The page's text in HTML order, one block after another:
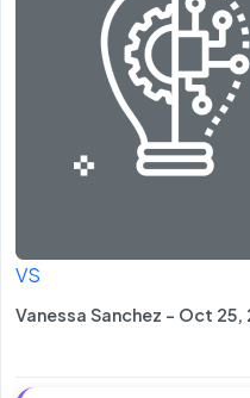
VS
Vanessa Sanchez - Oct 25,